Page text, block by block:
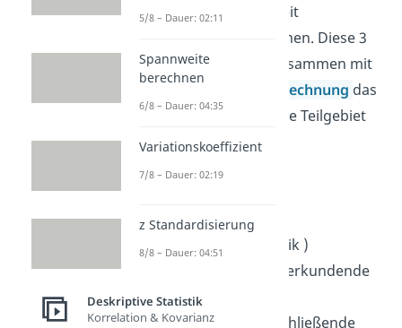
dessen Allgemeingültigkeit
geschlossen werden können. Diese 3
Themengebiete bilden zusammen mit
derWahrscheinlichkeitsrechnung das
Stochastikbezeichnete Teilgebiet
der Mathematik.
StatistikÜbersicht:
deskriptive Statistik (
beschreibende Statistik )
explorative Statistik ( erkundende
Statistik )
induktive Statistik ( schließende
5/8 – Dauer: 02:11
Spannweite
berechnen
6/8 – Dauer: 04:35
Variationskoeffizient
7/8 – Dauer: 02:19
z Standardisierung
8/8 – Dauer: 04:51
Deskriptive Statistik
Korrelation & Kovarianz